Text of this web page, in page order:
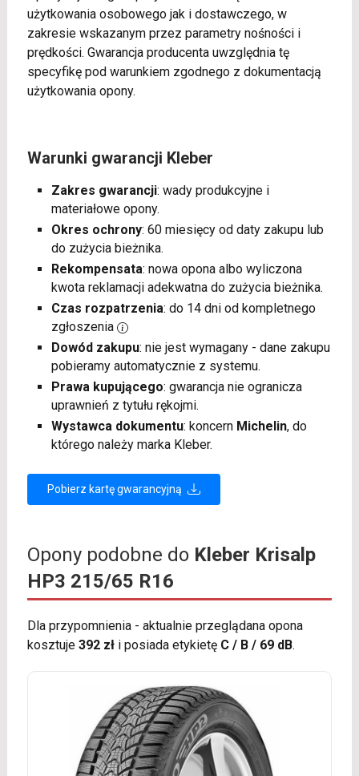
użytkowania osobowego jak i dostawczego, w
zakresie wskazanym przez parametry nośności i
prędkości. Gwarancja producenta uwzględnia tę
specyfikę pod warunkiem zgodnego z dokumentacją
użytkowania opony.
Warunki gwarancji Kleber
Zakres gwarancji: wady produkcyjne i
materiałowe opony.
Okres ochrony: 60 miesięcy od daty zakupu lub
do zużycia bieżnika.
Rekompensata: nowa opona albo wyliczona
kwota reklamacji adekwatna do zużycia bieżnika.
Czas rozpatrzenia: do 14 dni od kompletnego
zgłoszenia
Dowód zakupu: nie jest wymagany - dane zakupu
pobieramy automatycznie z systemu.
Prawa kupującego: gwarancja nie ogranicza
uprawnień z tytułu rękojmi.
Wystawca dokumentu: koncern Michelin, do
którego należy marka Kleber.
Pobierz kartę gwarancyjną
Opony podobne do Kleber Krisalp
HP3 215/65 R16
Dla przypomnienia - aktualnie przeglądana opona
kosztuje 392 złi posiada etykietę C / B / 69 dB.